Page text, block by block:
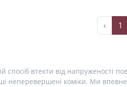
‹ 1
спосіб втекти від напруженості
неперевершені коміки. Ми